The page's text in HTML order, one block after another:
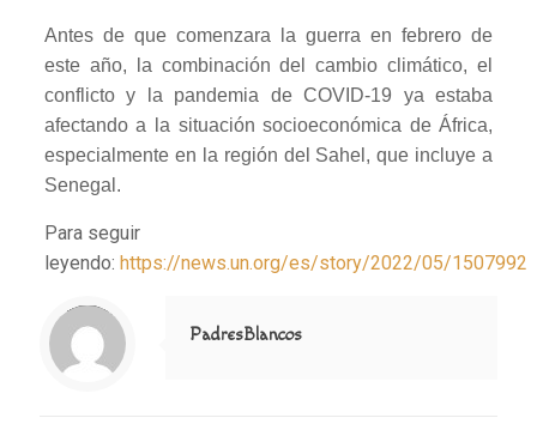
Antes de que comenzara la guerra en febrero de
este año, la combinación del cambio climático, el
conflicto y la pandemia de COVID-19 ya estaba
afectando a la situación socioeconómica de África,
especialmente en la región del Sahel, que incluye a
Senegal.
Para seguir
leyendo: https://news.un.org/es/story/2022/05/1507992
Notice
: Trying to access array offset on value of type null in
/home/misioner/public_html/padresblancos/themes/betheme/includes/content-single.php
on line
286
PadresBlancos